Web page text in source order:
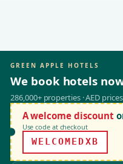
GREEN APPLE HOTELS
We book hotels
286,000+ properties · AED
A welcome discount
Use code at checkout
WELCOMEDXB